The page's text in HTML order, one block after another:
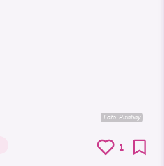
Foto:Pixabay
1